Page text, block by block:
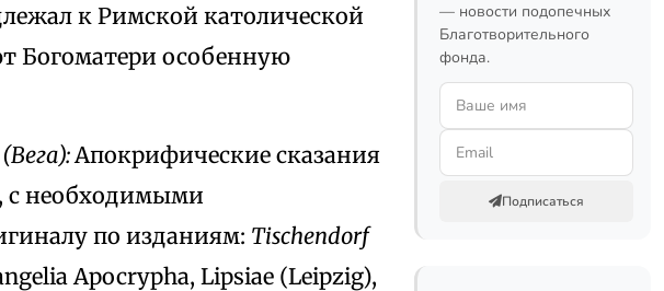
к Римской католической
Богоматери особенную
Апокрифические сказания
с необходимыми
по изданиям: Tischendorf
Apocrypha, Lipsiae (Leipzig),
— новости подопечных
Благотворительного
фонда.
Подписаться